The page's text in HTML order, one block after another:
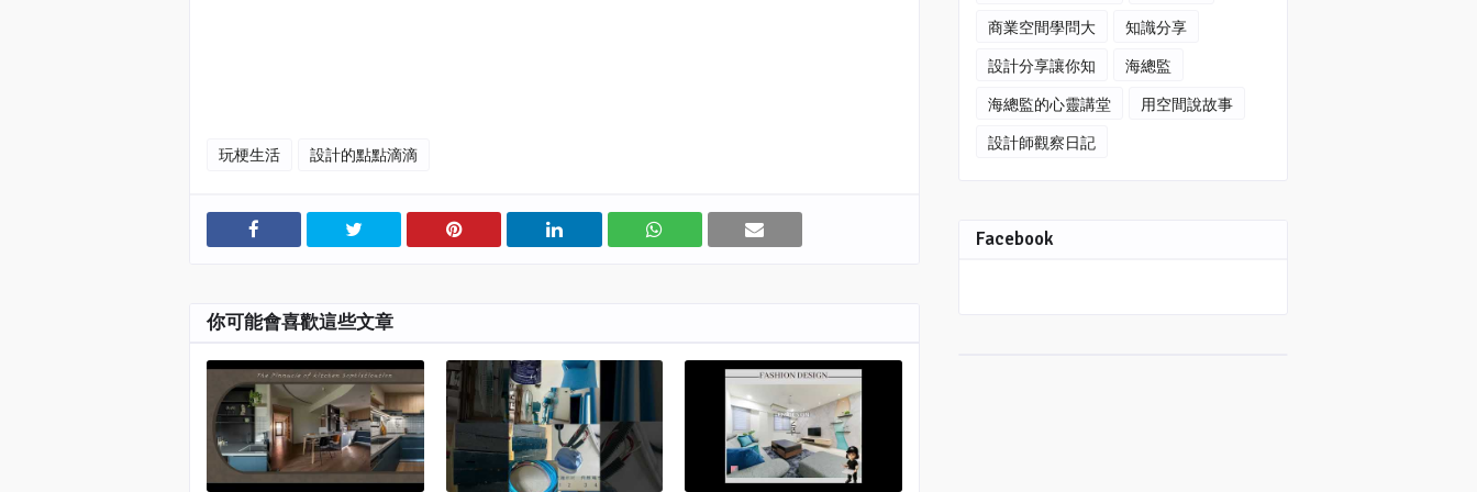
玩梗生活 設計的點點滴滴
你可能會喜歡這些文章
商業空間學問大
知識分享
設計分享讓你知
海總監
海總監的心靈講堂
用空間說故事
設計師觀察日記
Facebook